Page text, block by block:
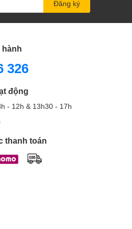
Đăng ký
hành
326
động
- 12h & 13h30 - 17h
thanh toán